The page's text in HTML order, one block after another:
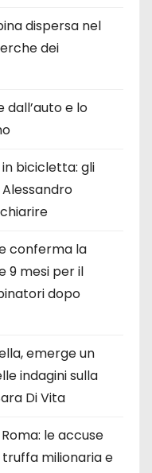
dispersa nel
dei
dall’auto e lo
bicicletta: gli
conferma la
9 mesi per il
dopo
emerge un
indagini sulla
Di Vita
le accuse
milionaria e